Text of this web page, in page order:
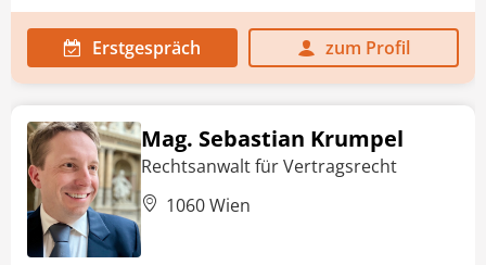
Erstgespräch zum Profil
Mag. Sebastian Krumpel
Rechtsanwalt für Vertragsrecht
1060 Wien